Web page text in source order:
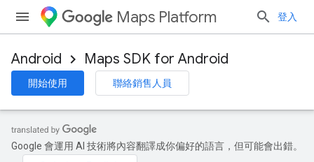
Maps Platform 登入
Android Maps SDK for Android
開始使用 聯絡銷售人員
Google 會運用 AI 技術將內容翻譯成你偏好的語言，但可能會出錯。